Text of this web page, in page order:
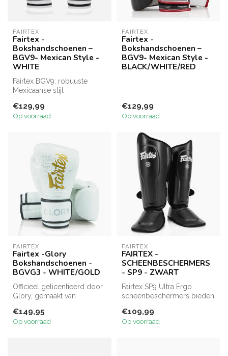
FAIRTEX
Fairtex -
Bokshandschoenen –
BGV9- Mexican Style -
WHITE
Fairtex BGV9: robuuste
Mexicaanse stijl
schuim, lange ma...
€129,99
Op voorraad
FAIRTEX
Fairtex -
Bokshandschoenen –
BGV9- Mexican Style -
BLACK/WHITE/RED
€129,99
Op voorraad
FAIRTEX
Fairtex -Glory
Bokshandschoenen -
BGVG3 - WHITE/GOLD
Officieel gelicentieerd door
Glory, gemaakt van
Gepolsterde...
€149,95
Op voorraad
FAIRTEX
FAIRTEX -
SCHEENBESCHERMERS
- SP9 - ZWART
Fairtex SP9 Ultra Ergo
scheenbeschermers bieden
dankzi...
€109,99
Op voorraad